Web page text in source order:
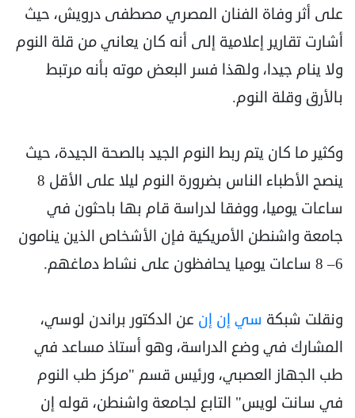
على أثر وفاة الفنان المصري مصطفى درويش، حيث
أشارت تقارير إعلامية إلى أنه كان يعاني من قلة النوم
ولا ينام جيدا، ولهذا فسر البعض موته بأنه مرتبط
بالأرق وقلة النوم.
وكثير ما كان يتم ربط النوم الجيد بالصحة الجيدة، حيث
ينصح الأطباء الناس بضرورة النوم ليلا على الأقل 8
ساعات يوميا، ووفقا لدراسة قام بها باحثون في
جامعة واشنطن الأمريكية فإن الأشخاص الذين ينامون
6– 8 ساعات يوميا يحافظون على نشاط دماغهم.
ونقلت شبكة سي إن إن عن الدكتور براندن لوسي،
المشارك في وضع الدراسة، وهو أستاذ مساعد في
طب الجهاز العصبي، ورئيس قسم "مركز طب النوم
في سانت لويس" التابع لجامعة واشنطن، قوله إن